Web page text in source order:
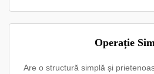
Operație
Are o structură simplă și